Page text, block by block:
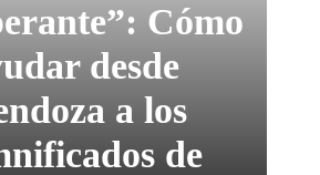
Cómo
desde
a los
de